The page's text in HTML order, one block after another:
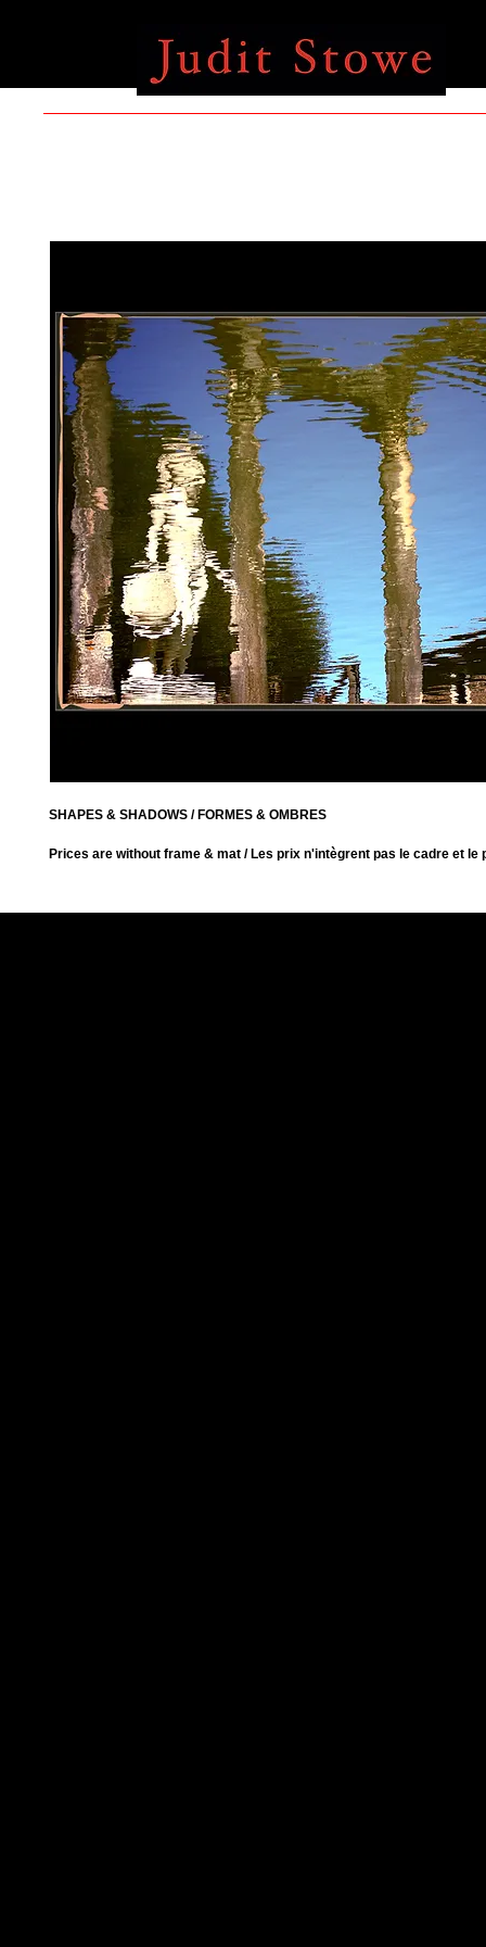
SHAPES & SHADOWS / FORMES & OMBRES
Prices are without frame & mat / Les prix n'intègrent pas le cadre et le